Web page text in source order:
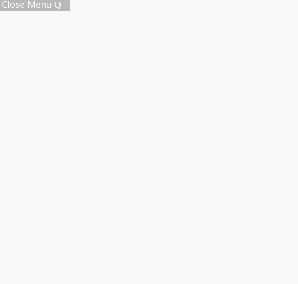
Close Menu
schweizerischen Observatorium für
6,2 % als sehbeeinträchtigt eingestuft
bei fast 100 %, während
des Hörgeräts seine starke
hat diesen Wandel zum Mode-
geringe Versorgungsrate hat
die Schweizer Gesellschaft jährlich
Hörbeeinträchtigungen bei alarmierenden
in der Schweiz. Die
da eine unbehandelte
des Betroffenen haben
Demant mit dem Ziel gegründet wurde,